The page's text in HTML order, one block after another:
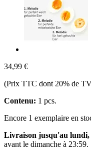
34,99 €
(Prix TTC dont 20% de
Contenu: 1 pcs.
Encore 1 exemplaire en
Livraison jusqu'au lundi,
avant le dimanche à 23:59.